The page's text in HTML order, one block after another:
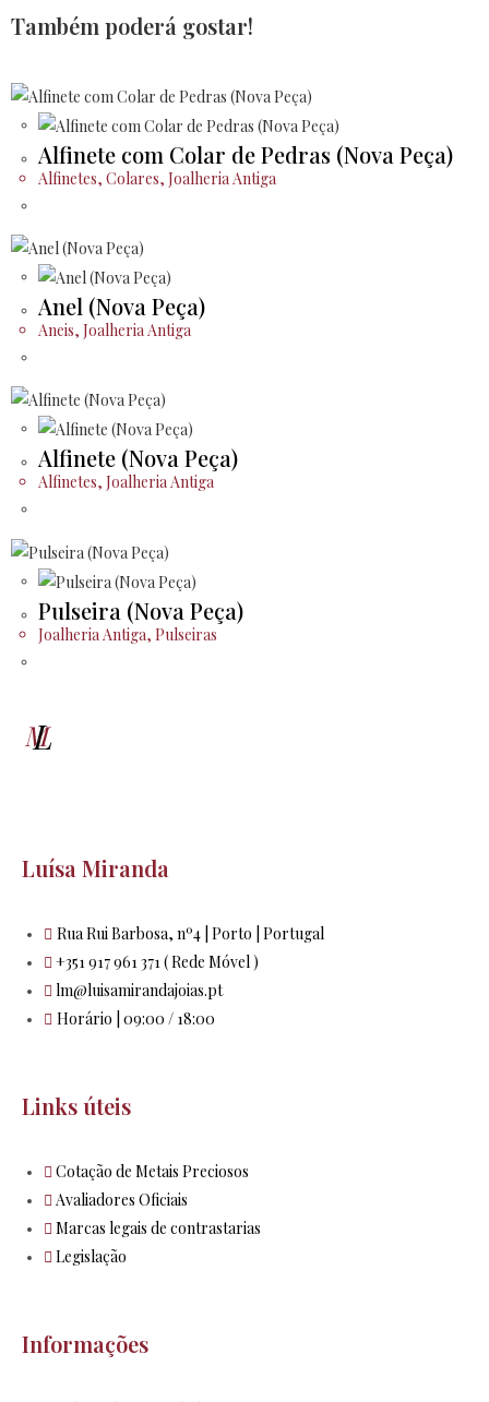
Também poderá gostar!
Alfinete com Colar de Pedras (Nova Peça)
Alfinetes, Colares, Joalheria Antiga
Anel (Nova Peça)
Aneis, Joalheria Antiga
Alfinete (Nova Peça)
Alfinetes, Joalheria Antiga
Pulseira (Nova Peça)
Joalheria Antiga, Pulseiras
Luísa Miranda
Rua Rui Barbosa, nº4 | Porto | Portugal
+351 917 961 371 ( Rede Móvel )
lm@luisamirandajoias.pt
Horário | 09:00 / 18:00
Links úteis
Cotação de Metais Preciosos
Avaliadores Oficiais
Marcas legais de contrastarias
Legislação
Informações